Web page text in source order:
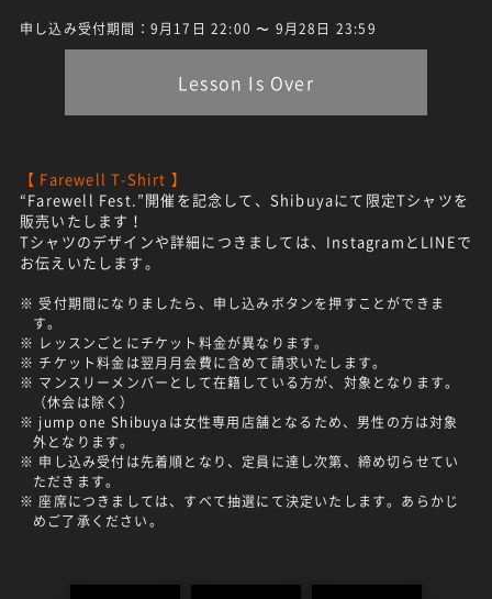
申し込み受付期間：9月17日 22:00 〜 9月28日 23:59
Lesson Is Over
【 Farewell T-Shirt 】
“Farewell Fest.”開催を記念して、Shibuyaにて限定Tシャツを
販売いたします！
Tシャツのデザインや詳細につきましては、InstagramとLINEで
お伝えいたします。
※ 受付期間になりましたら、申し込みボタンを押すことができま
す。
※ レッスンごとにチケット料金が異なります。
※ チケット料金は翌月月会費に含めて請求いたします。
※ マンスリーメンバーとして在籍している方が、対象となります。
（休会は除く）
※ jump one Shibuyaは女性専用店舗となるため、男性の方は対象
外となります。
※ 申し込み受付は先着順となり、定員に達し次第、締め切らせてい
ただきます。
※ 座席につきましては、すべて抽選にて決定いたします。あらかじ
めご了承ください。